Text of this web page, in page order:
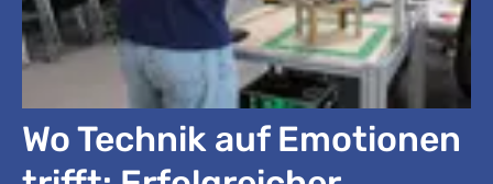
Wo Technik auf Emotionen